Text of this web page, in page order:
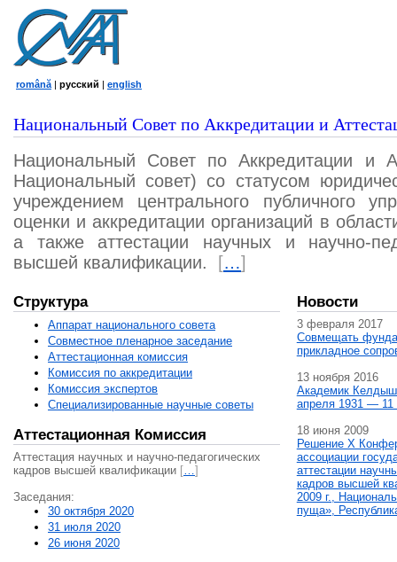
română | русский | english
Национальный Совет по Аккредитации и
Национальный Совет по Аккредитации и
Национальный совет) со статусом
учреждением центрального публичного
оценки и аккредитации организаций в
а также аттестации научных и научно-
высшей квалификации.
[…]
Структура
Аппарат национального совета
Совместное пленарное заседание
Аттестационная комисcия
Комиссия по аккредитации
Комиссия экспертов
Специализированные научные советы
Аттестационная Комиссия
Аттестация научных и научно-педагогических
кадров высшей квалификации […]
Заседания:
30 октября 2020
31 июля 2020
26 июня 2020
Новости
3 февраля 2017
Совмещать
прикладное
13 ноября 2016
Академик
апреля 1931 — 11
18 июня 2009
Решение X
ассоциации
аттестации
кадров высшей
2009 г.,
пуща»,